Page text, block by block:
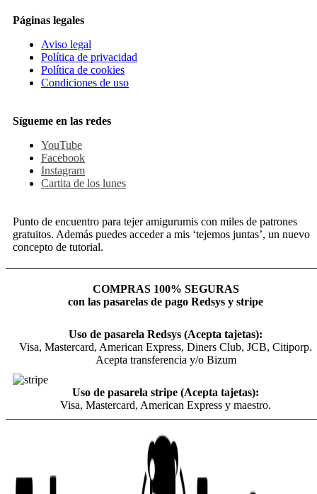
Páginas legales
Aviso legal
Política de privacidad
Política de cookies
Condiciones de uso
Sígueme en las redes
YouTube
Facebook
Instagram
Cartita de los lunes
Punto de encuentro para tejer amigurumis con miles de patrones
gratuitos. Además puedes acceder a mis ‘tejemos juntas’, un nuevo
concepto de tutorial.
COMPRAS 100% SEGURAS
con las pasarelas de pago Redsys y stripe
Uso de pasarela Redsys (Acepta tajetas):
Visa, Mastercard, American Express, Diners Club, JCB, Citiporp.
Acepta transferencia y/o Bizum
Uso de pasarela stripe (Acepta tajetas):
Visa, Mastercard, American Express y maestro.